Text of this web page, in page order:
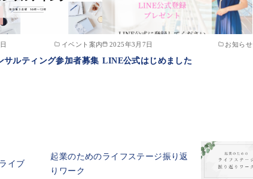
イベント案内
サルティング参加者募集
2025年3月7日 お知らせ
LINE公式はじめました
イブ
起業のためのライフステージ振り返
りワーク